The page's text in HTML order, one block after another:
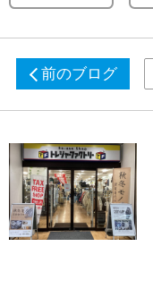
前のブログ